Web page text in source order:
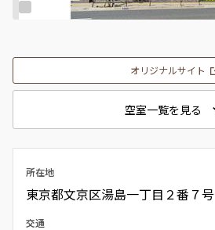
オリジナルサイト
空室一覧を見る
所在地
東京都文京区湯島一丁目２番７号
交通